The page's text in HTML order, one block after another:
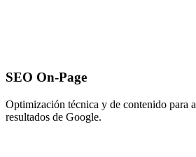
SEO On-Page
Optimización técnica y de contenido para
resultados de Google.